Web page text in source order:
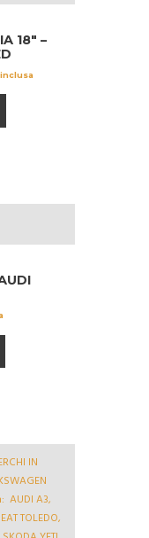
18″ –
inclusa